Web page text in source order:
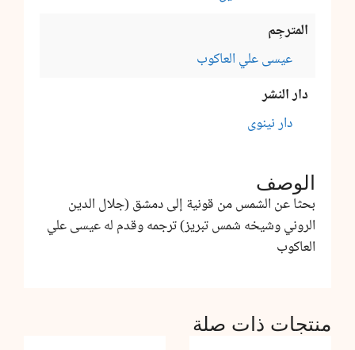
المترجِم
عيسى علي العاكوب
دار النشر
دار نينوى
الوصف
بحثا عن الشمس من قونية إلى دمشق (جلال الدين
الروني وشيخه شمس تبريز) ترجمه وقدم له عيسى علي
العاكوب
منتجات ذات صلة